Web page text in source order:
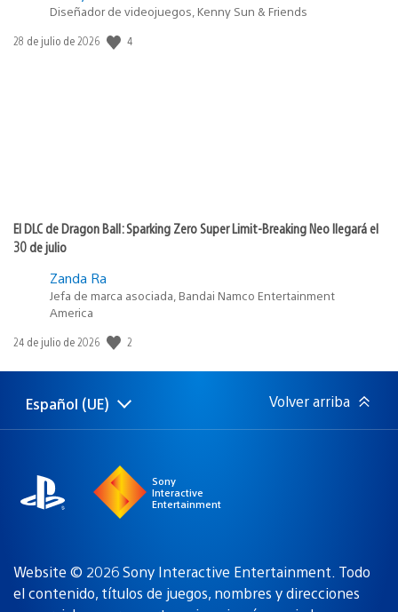
Diseñador de videojuegos, Kenny Sun & Friends
Fecha
28 de julio de 2026 4
El DLC de Dragon Ball: Sparking Zero Super Limit-Breaking Neo llegará el
30 de julio
Zanda Ra
Jefa de marca asociada, Bandai Namco Entertainment
America
Fecha
publicación:
24 de julio de 2026 2
Selecciona
Región
Español (UE) Volver arriba
Sony
Interactive
Entertainment
Website © 2026 Sony Interactive Entertainment. Todo
el contenido, títulos de juegos, nombres y direcciones